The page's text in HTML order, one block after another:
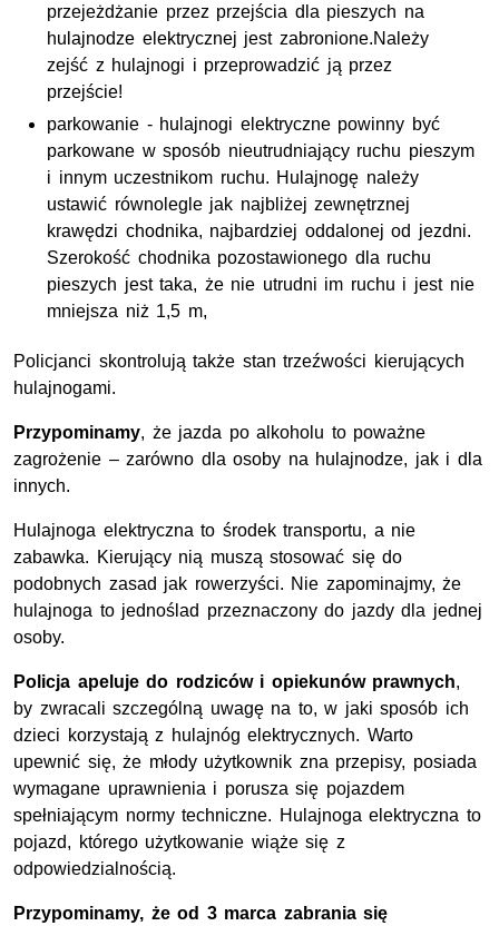
przejeżdżanie przez przejścia dla pieszych na
hulajnodze elektrycznej jest zabronione.Należy
zejść z hulajnogi i przeprowadzić ją przez
przejście!
parkowanie - hulajnogi elektryczne powinny być
parkowane w sposób nieutrudniający ruchu pieszym
i innym uczestnikom ruchu. Hulajnogę należy
ustawić równolegle jak najbliżej zewnętrznej
krawędzi chodnika, najbardziej oddalonej od jezdni.
Szerokość chodnika pozostawionego dla ruchu
pieszych jest taka, że nie utrudni im ruchu i jest nie
mniejsza niż 1,5 m,
Policjanci skontrolują także stan trzeźwości kierujących
hulajnogami.
Przypominamy, że jazda po alkoholu to poważne
zagrożenie – zarówno dla osoby na hulajnodze, jak i dla
innych.
Hulajnoga elektryczna to środek transportu, a nie
zabawka. Kierujący nią muszą stosować się do
podobnych zasad jak rowerzyści. Nie zapominajmy, że
hulajnoga to jednoślad przeznaczony do jazdy dla jednej
osoby.
Policja apeluje do rodziców i opiekunów prawnych,
by zwracali szczególną uwagę na to, w jaki sposób ich
dzieci korzystają z hulajnóg elektrycznych. Warto
upewnić się, że młody użytkownik zna przepisy, posiada
wymagane uprawnienia i porusza się pojazdem
spełniającym normy techniczne. Hulajnoga elektryczna to
pojazd, którego użytkowanie wiąże się z
odpowiedzialnością.
Przypominamy, że od 3 marca zabrania się